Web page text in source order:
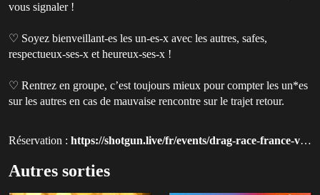
vous signaler !
♡ Soyez bienveillant-es les un-es-x avec les autres, safes,
respectueux-ses-x et heureux-ses-x !
♡ Rentrez en groupe, c’est toujours mieux pour compter les un*es
sur les autres en cas de mauvaise rencontre sur le trajet retour.
Réservation : https://shotgun.live/fr/events/drag-race-france-viewing-party-du-boum-episode-0?utm_source=queer-paris
Autres sorties